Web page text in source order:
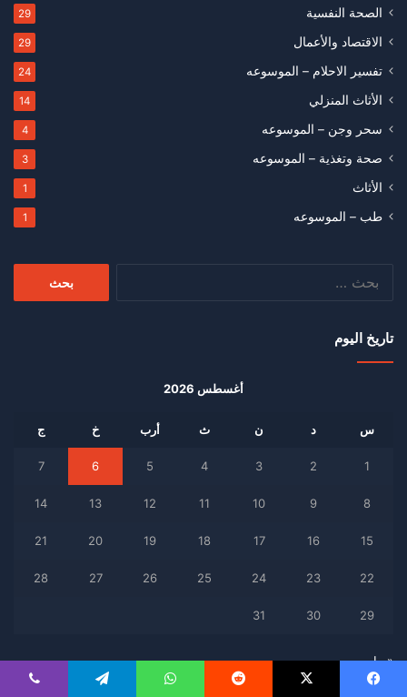
الصحة النفسية 29
الاقتصاد والأعمال 29
تفسير الاحلام – الموسوعه 24
الأثاث المنزلي 14
سحر وجن – الموسوعه 4
صحة وتغذية – الموسوعه 3
الأثاث 1
طب – الموسوعه 1
تاريخ اليوم
أغسطس 2026
س د ن ث أرب خ ج
1
2
3
4
5
6
7
8
9
10
11
12
13
14
15
16
17
18
19
20
21
22
23
24
25
26
27
28
29
30
31
« مايو